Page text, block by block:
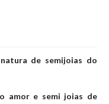
de semijoias do
amor e semi joias de